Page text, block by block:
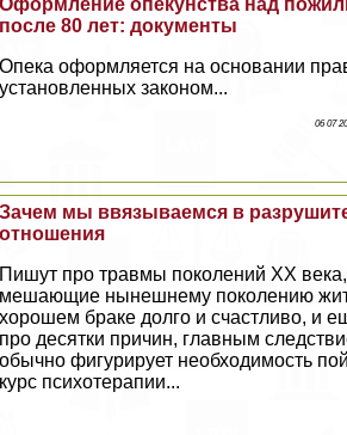
Оформление опекунства над
после 80 лет: документы
Опека оформляется на основании
установленных законом...
06 07
Зачем мы ввязываемся в
отношения
Пишут про травмы поколений XX века,
мешающие нынешнему поколению
хорошем бpaке долго и счастливо, и
про десятки причин, главным
обычно фигурирует необходимость
курс психотерапии...